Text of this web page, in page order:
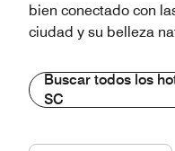
bien conectado con
ciudad y su belleza
Buscar todos los
SC